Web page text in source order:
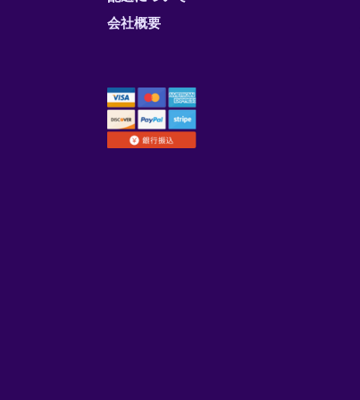
会社概要